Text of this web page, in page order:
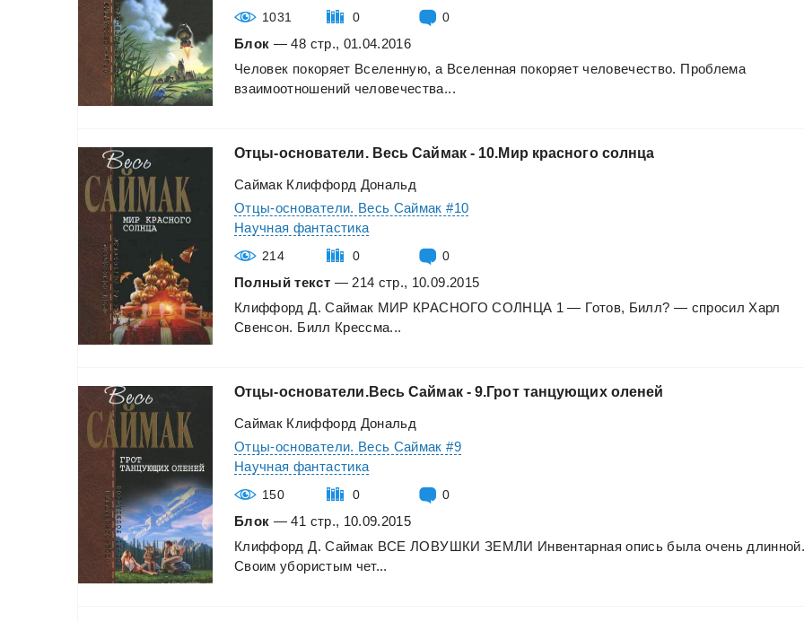
1031 0 0
Блок — 48 стр., 01.04.2016
Человек покоряет Вселенную, а Вселенная покоряет человечество. Проблема
взаимоотношений человечества...
Отцы-основатели. Весь Саймак - 10.Мир красного солнца
Саймак Клиффорд Дональд
Отцы-основатели. Весь Саймак #10
Научная фантастика
214 0 0
Полный текст — 214 стр., 10.09.2015
Клиффорд Д. Саймак МИР КРАСНОГО СОЛНЦА 1 — Готов, Билл? — спросил Харл
Свенсон. Билл Крессма...
Отцы-основатели.Весь Саймак - 9.Грот танцующих оленей
Саймак Клиффорд Дональд
Отцы-основатели. Весь Саймак #9
Научная фантастика
150 0 0
Блок — 41 стр., 10.09.2015
Клиффорд Д. Саймак ВСЕ ЛОВУШКИ ЗЕМЛИ Инвентарная опись была очень
Своим убористым чет...